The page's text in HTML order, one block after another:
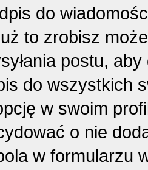
do
to zrobisz
postu,
do wszystkich
w swoim
o nie
w formularzu